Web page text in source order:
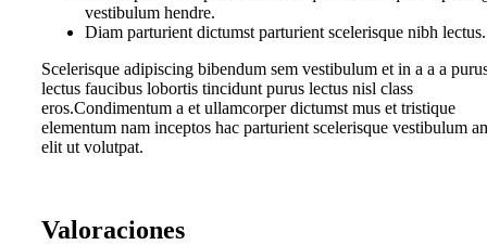
vestibulum hendre.
Diam parturient dictumst parturient scelerisque nibh lectus.
Scelerisque adipiscing bibendum sem vestibulum et in a a a
lectus faucibus lobortis tincidunt purus lectus nisl class
eros.Condimentum a et ullamcorper dictumst mus et tristique
elementum nam inceptos hac parturient scelerisque vestibulum
elit ut volutpat.
Valoraciones